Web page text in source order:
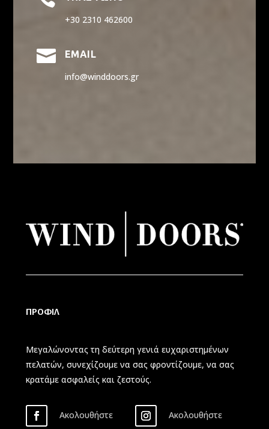
+30 2310 462600
 EMAIL
info@winddoors.gr
ΠΡΟΦΙΛ
Μεγαλώνοντας τη δεύτερη γενιά ευχαριστημένων
πελατών, συνεχίζουμε να σας φροντίζουμε, να σας
κρατάμε ασφαλείς και ζεστούς.
Ακολουθήστε Ακολουθήστε